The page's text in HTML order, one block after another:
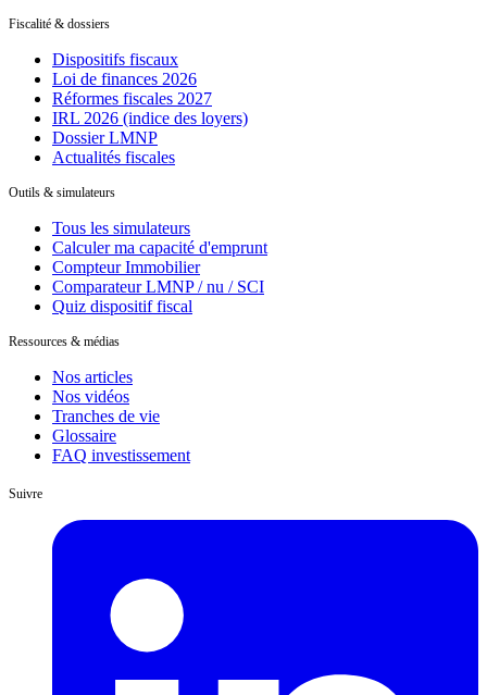
Fiscalité & dossiers
Dispositifs fiscaux
Loi de finances 2026
Réformes fiscales 2027
IRL 2026 (indice des loyers)
Dossier LMNP
Actualités fiscales
Outils & simulateurs
Tous les simulateurs
Calculer ma capacité d'emprunt
Compteur Immobilier
Comparateur LMNP / nu / SCI
Quiz dispositif fiscal
Ressources & médias
Nos articles
Nos vidéos
Tranches de vie
Glossaire
FAQ investissement
Suivre